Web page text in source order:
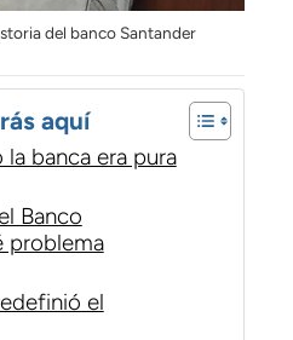
del banco Santander
aquí
banca era pura
Banco
problema
el